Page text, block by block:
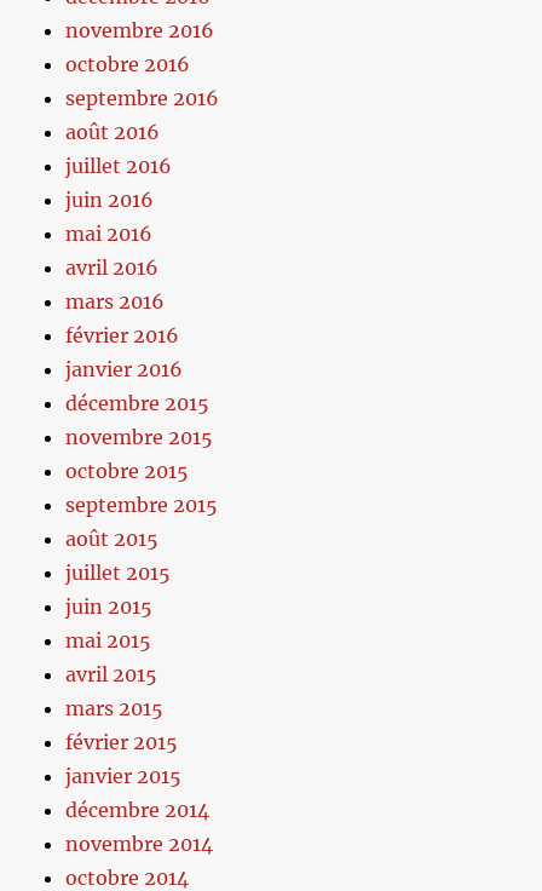
novembre 2016
octobre 2016
septembre 2016
août 2016
juillet 2016
juin 2016
mai 2016
avril 2016
mars 2016
février 2016
janvier 2016
décembre 2015
novembre 2015
octobre 2015
septembre 2015
août 2015
juillet 2015
juin 2015
mai 2015
avril 2015
mars 2015
février 2015
janvier 2015
décembre 2014
novembre 2014
octobre 2014